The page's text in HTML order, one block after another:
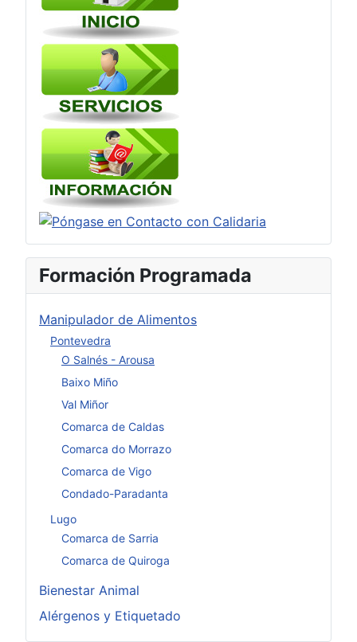
Formación Programada
Manipulador de Alimentos
Pontevedra
O Salnés - Arousa
Baixo Miño
Val Miñor
Comarca de Caldas
Comarca do Morrazo
Comarca de Vigo
Condado-Paradanta
Lugo
Comarca de Sarria
Comarca de Quiroga
Bienestar Animal
Alérgenos y Etiquetado